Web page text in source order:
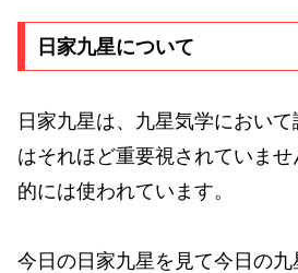
日家九星について
日家九星は、九星気学におい
はそれほど重要視されていま
的には使われています。
今日の日家九星を見て今日の